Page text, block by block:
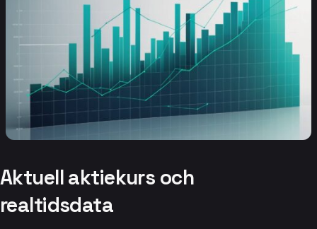
Aktuell aktiekurs och
realtidsdata